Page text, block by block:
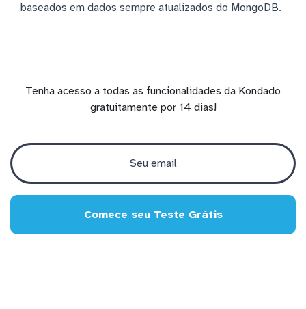
baseados em dados sempre atualizados do MongoDB.
Tenha acesso a todas as funcionalidades da Kondado
gratuitamente por 14 dias!
Comece seu Teste Grátis